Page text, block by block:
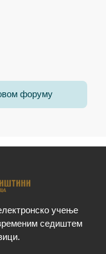
форуму
учење
седиштем